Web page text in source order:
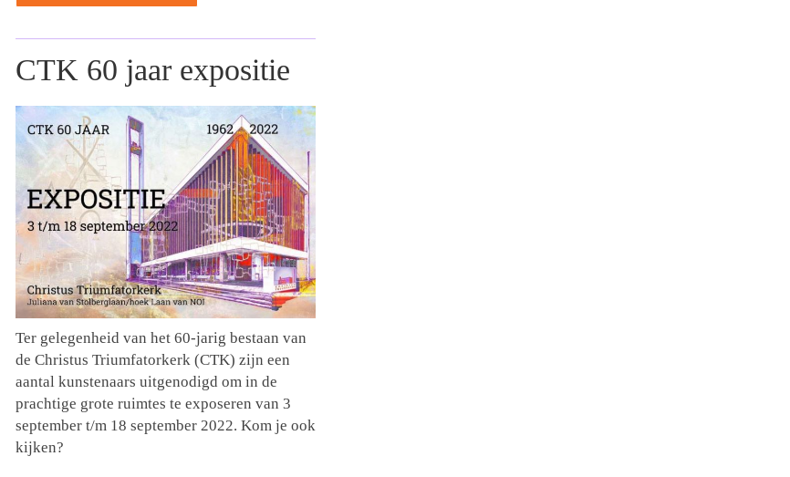
CTK 60 jaar expositie
Ter gelegenheid van het 60-jarig bestaan van
de Christus Triumfatorkerk (CTK) zijn een
aantal kunstenaars uitgenodigd om in de
prachtige grote ruimtes te exposeren van 3
september t/m 18 september 2022. Kom je ook
kijken?